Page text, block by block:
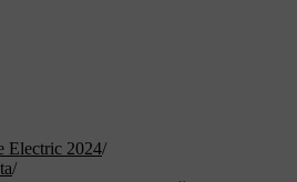
Electric 2024/
/